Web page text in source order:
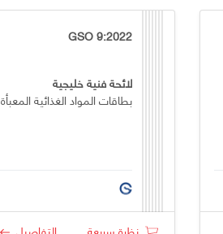
GSO 9:2022
لائحة فنية خليجية
بطاقات المواد الغذائية المعبأة
نظرة سريعة التفاصيل